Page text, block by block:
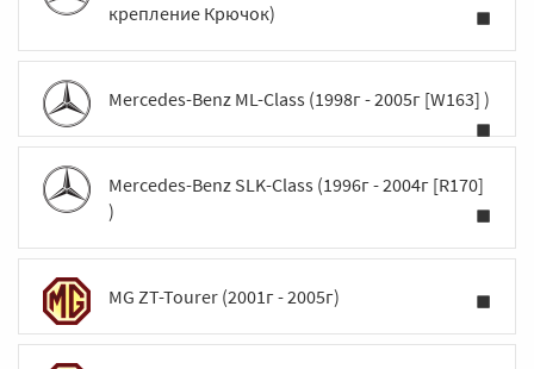
крепление Крючок)
Mercedes-Benz ML-Class (1998г - 2005г [W163] )
Mercedes-Benz SLK-Class (1996г - 2004г [R170]
)
MG ZT-Tourer (2001г - 2005г)